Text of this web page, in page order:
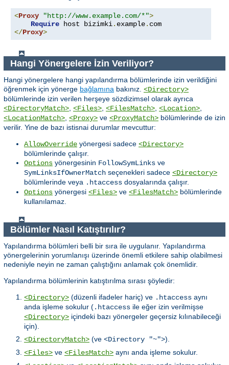
<Proxy "http://www.example.com/*">
Require host bizimki. example.
</Proxy>
Hangi Yönergelere İzin Veriliyor?
Hangi yönergelere hangi yapılandırma bölümlerinde izin verildiğini
öğrenmek için yönerge bağlamına bakınız. <Directory>
bölümlerinde izin verilen herşeye sözdizimsel olarak ayrıca
<DirectoryMatch>, <Files>, <FilesMatch>, <Location>,
<LocationMatch>, <Proxy> ve <ProxyMatch> bölümlerinde de izin
verilir. Yine de bazı istisnai durumlar mevcuttur:
AllowOverride yönergesi sadece <Directory>
bölümlerinde çalışır.
Options yönergesinin FollowSymLinks ve
SymLinksIfOwnerMatch seçenekleri sadece <Directory>
bölümlerinde veya .htaccess dosyalarında çalışır.
Options yönergesi <Files> ve <FilesMatch> bölümlerinde
kullanılamaz.
Bölümler Nasıl Katıştırılır?
Yapılandırma bölümleri belli bir sıra ile uygulanır. Yapılandırma
yönergelerinin yorumlanışı üzerinde önemli etkilere sahip olabilmesi
nedeniyle neyin ne zaman çalıştığını anlamak çok önemlidir.
Yapılandırma bölümlerinin katıştırılma sırası şöyledir:
<Directory> (düzenli ifadeler hariç) ve .htaccess aynı
anda işleme sokulur (.htaccess ile eğer izin verilmişse
<Directory> içindeki bazı yönergeler geçersiz kılınabileceği
için).
<DirectoryMatch> (ve <Directory "~">).
<Files> ve <FilesMatch> aynı anda işleme sokulur.